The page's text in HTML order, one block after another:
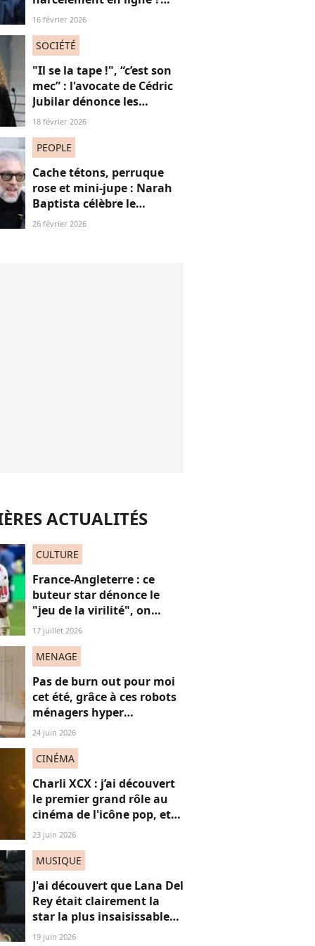
Une étude interroge ce
16 février 2026
SOCIÉTÉ
"Il se la tape !", “c’est son
mec” : l'avocate de Cédric
Jubilar dénonce les
réflexions misogynes
subissent toutes ses
18 février 2026
PEOPLE
Cache tétons, perruque
rose et mini-jupe : Narah
Baptista célèbre le
carnaval de Rio avec son
26 février 2026
ACTUALITÉS
CULTURE
France-Angleterre : ce
buteur star dénonce le
"jeu de la virilité", on
décrypte ses mots pas très
17 juillet 2026
MENAGE
Pas de burn out pour moi
cet été, grâce à ces robots
ménagers hyper
performants
24 juin 2026
CINÉMA
Charli XCX : j’ai découvert
le premier grand rôle au
cinéma de l'icône pop, et
c'est un vrai OVNI
23 juin 2026
MUSIQUE
J'ai découvert que Lana Del
Rey était clairement la
star la plus insaisissable
de la pop, et voici
19 juin 2026